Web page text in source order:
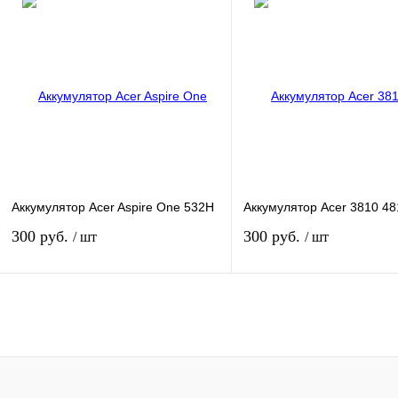
Цвет Цвет
Аккумулятор Acer Aspire One 532H
300 руб. / шт
Аккумулятор Acer 3810
300 руб. / шт